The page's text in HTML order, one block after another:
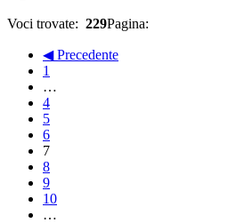
Voci trovate: 229Pagina:
◀ Precedente
1
…
4
5
6
7
8
9
10
…